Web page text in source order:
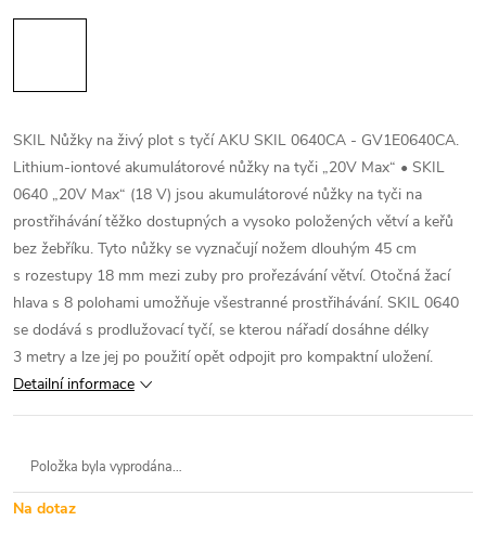
SKIL Nůžky na živý plot s tyčí AKU SKIL 0640CA - GV1E0640CA.
Lithium-iontové akumulátorové nůžky na tyči „20V Max“ • SKIL
0640 „20V Max“ (18 V) jsou akumulátorové nůžky na tyči na
prostřihávání těžko dostupných a vysoko položených větví a keřů
bez žebříku. Tyto nůžky se vyznačují nožem dlouhým 45 cm
s rozestupy 18 mm mezi zuby pro prořezávání větví. Otočná žací
hlava s 8 polohami umožňuje všestranné prostřihávání. SKIL 0640
se dodává s prodlužovací tyčí, se kterou nářadí dosáhne délky
3 metry a lze jej po použití opět odpojit pro kompaktní uložení.
Detailní informace
Položka byla vyprodána…
Na dotaz